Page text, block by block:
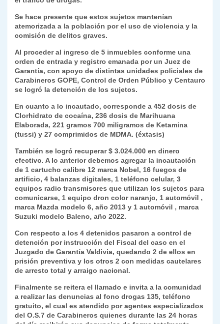
Se hace presente que estos sujetos mantenían
atemorizada a la población por el uso de violencia y la
comisión de delitos graves.
Al proceder al ingreso de 5 inmuebles conforme una
orden de entrada y registro emanada por un Juez de
Garantía, con apoyo de distintas unidades policiales de
Carabineros GOPE, Control de Orden Público y Centauro
se logró la detención de los sujetos.
En cuanto a lo incautado, corresponde a 452 dosis de
Clorhidrato de cocaína, 236 dosis de Marihuana
Elaborada, 221 gramos 700 miligramos de Ketamina
(tussi) y ⁠27 comprimidos de MDMA. (éxtasis)
También se logró recuperar ⁠$ 3.024.000 en dinero
efectivo. A lo anterior debemos agregar la incautación
de ⁠1 cartucho calibre 12 marca Nobel, 16 fuegos de
artificio, 4 balanzas digitales, ⁠1 teléfono celular, 3
equipos radio transmisores que utilizan los sujetos para
comunicarse, 1 equipo dron color naranjo, 1 automóvil ,
marca Mazda modelo 6, año 2013 y ⁠1 automóvil , marca
Suzuki modelo Baleno, año 2022.
Con respecto a los 4 detenidos pasaron a control de
detención por instrucción del Fiscal del caso en el
Juzgado de Garantía Valdivia, quedando 2 de ellos en
prisión preventiva y los otros 2 con medidas cautelares
de arresto total y arraigo nacional.
Finalmente se reitera el llamado e invita a la comunidad
a realizar las denuncias al fono drogas 135, teléfono
gratuito, el cual es atendido por agentes especializados
del O.S.7 de Carabineros quienes durante las 24 horas